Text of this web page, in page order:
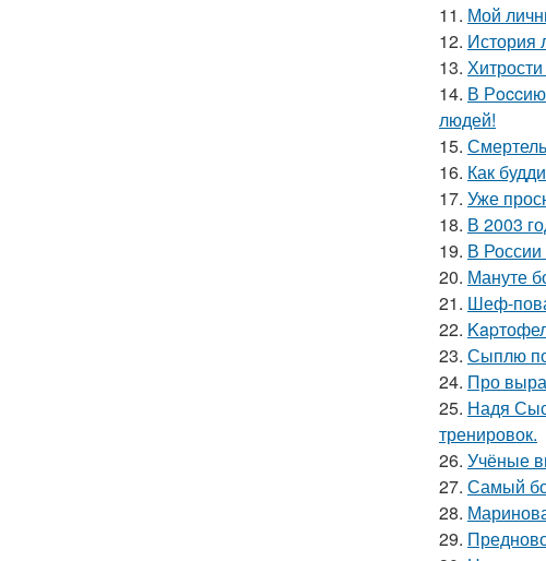
11. Мой
12. История
13.
14. В Рoccию
людей!
15.
16. Как
17. Уже
18. В 2003
19. В России
20. Мануте
21. Шеф-
22.
23. Сыплю
24. Про
25. Надя
тренировок.
26. Учёные
27. Самый
28.
29.